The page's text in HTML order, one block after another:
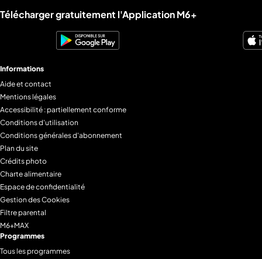
Liens utiles M6+.
Télécharger gratuitement l'Application M6+
Informations
Aide et contact
Mentions légales
Accessibilité : partiellement conforme
Conditions d'utilisation
Conditions générales d'abonnement
Plan du site
Crédits photo
Charte alimentaire
Espace de confidentialité
Gestion des Cookies
Filtre parental
M6+MAX
Programmes
Tous les programmes